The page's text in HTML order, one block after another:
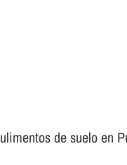
de suelo en